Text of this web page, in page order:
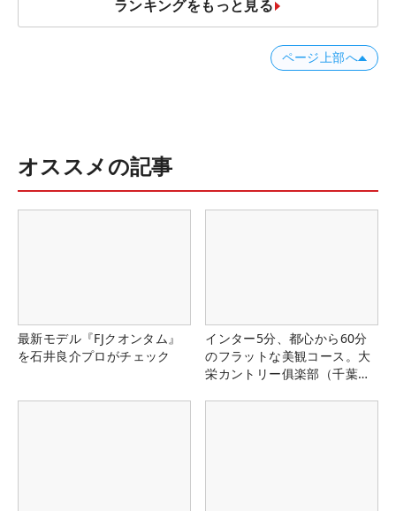
ランキングをもっと見る
ページ上部へ
オススメの記事
最新モデル『FJクオンタム』
を石井良介プロがチェック
インター5分、都心から60分
のフラットな美観コース。大
栄カントリー俱楽部（千葉